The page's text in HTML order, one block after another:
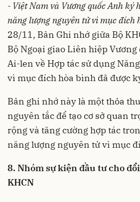
- Việt Nam và Vương quốc Anh ký
năng lượng nguyên tử vì mục đích
28/11, Bản Ghi nhớ giữa Bộ
Bộ Ngoại giao Liên hiệp Vương
Ai-len về Hợp tác sử dụng
vì mục đích hòa bình đã được
Bản ghi nhớ này là một thỏa
nguyên tắc để tạo cơ sở quan
rộng và tăng cường hợp tác
năng lượng nguyên tử vì mục
8. Nhóm sự kiện đầu tư cho
KHCN